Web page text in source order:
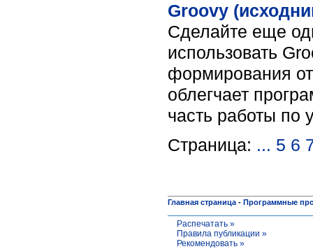
Groovy
Сделайте еще
использовать
формирования
облегчает
часть работы по
Страница: ... 5 6
Главная страница - Программные
Распечатать »
Правила публикации »
Рекомендовать »